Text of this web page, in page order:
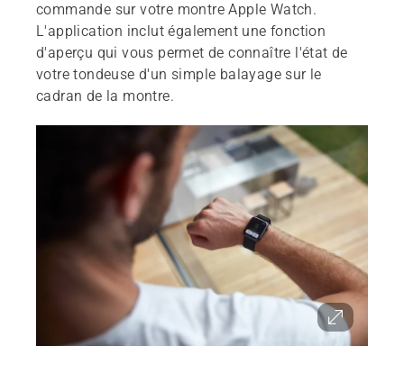
commande sur votre montre Apple Watch.
L'application inclut également une fonction
d'aperçu qui vous permet de connaître l'état de
votre tondeuse d'un simple balayage sur le
cadran de la montre.